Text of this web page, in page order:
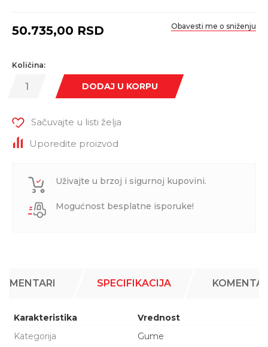
50.735,00 RSD Obavesti me o sniženju
Količina:
DODAJ U KORPU
Sačuvajte u listi želja
Uporedite proizvod
Uživajte u brzoj i sigurnoj kupovini.
Mogućnost besplatne isporuke!
SPECIFIKACIJA
Karakteristika
Vrednost
Kategorija
Gume